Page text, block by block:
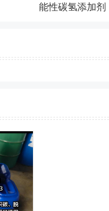
能性碳氢添加剂